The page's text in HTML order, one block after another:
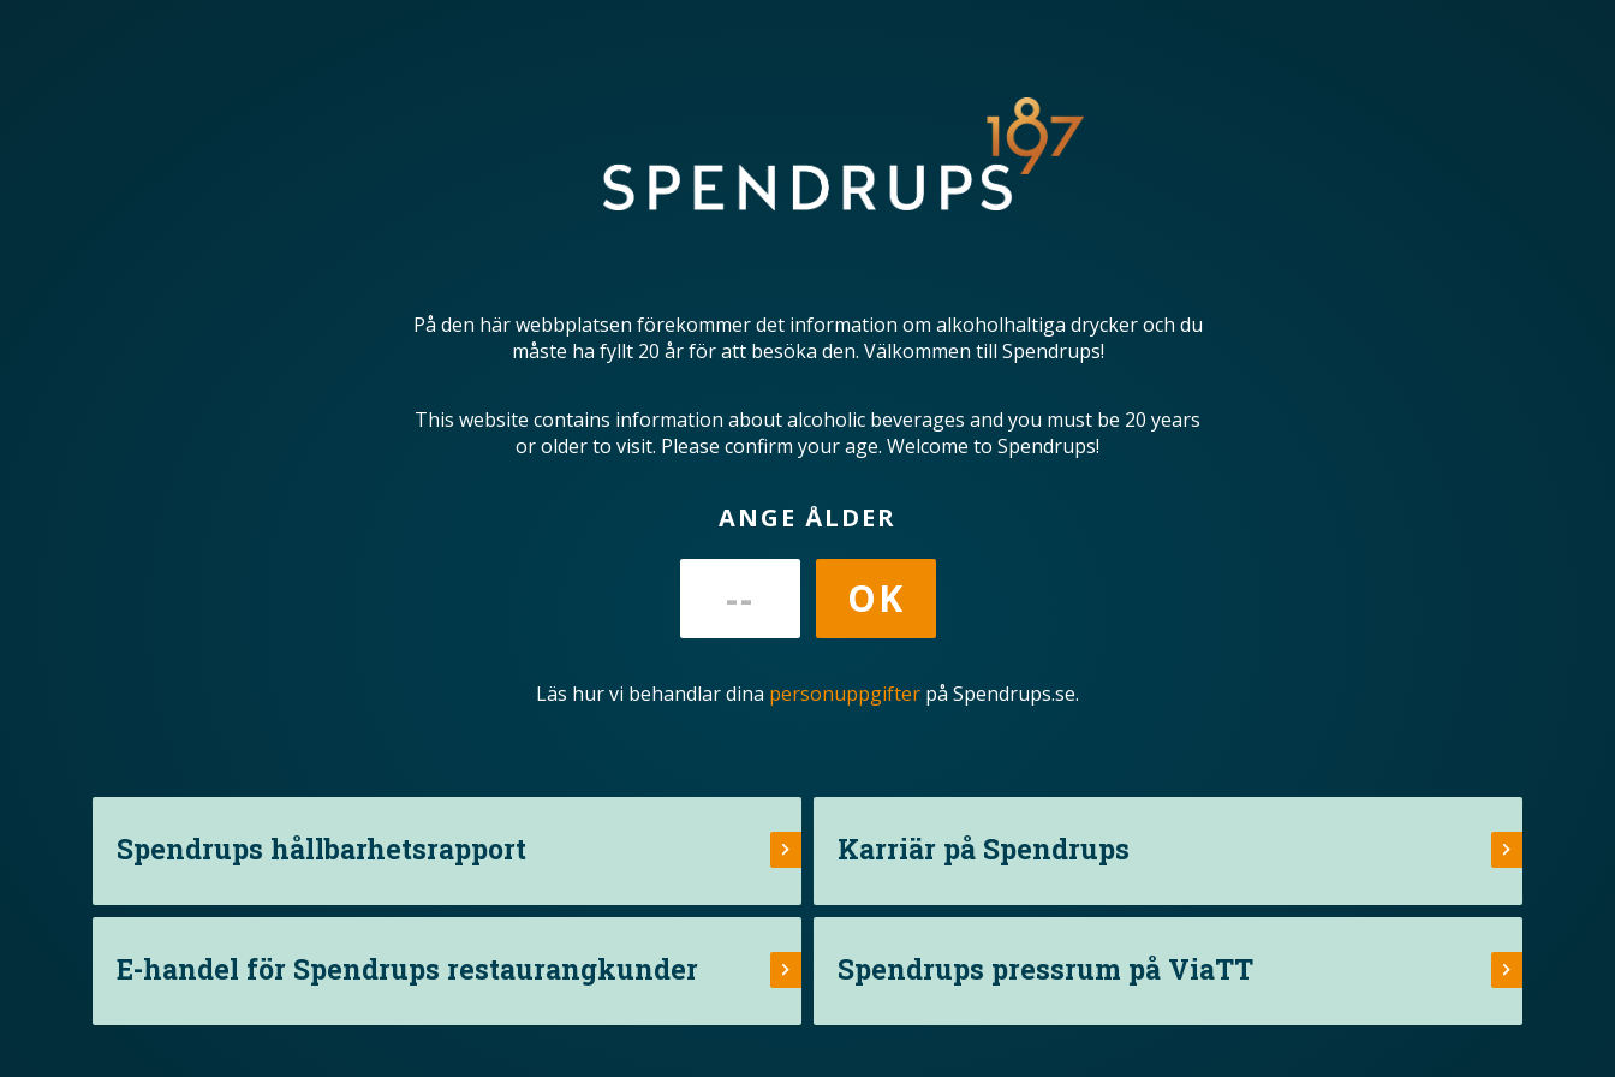
På den här webbplatsen förekommer det information om alkoholhaltiga drycker och du
måste ha fyllt 20 år för att besöka den. Välkommen till Spendrups!
This website contains information about alcoholic beverages and you must be 20 years
or older to visit. Please confirm your age. Welcome to Spendrups!
ANGE ÅLDER
Läs hur vi behandlar dina personuppgifter på Spendrups.se.
Spendrups hållbarhetsrapport Karriär på Spendrups
E-handel för Spendrups restaurangkunder Spendrups pressrum på ViaTT